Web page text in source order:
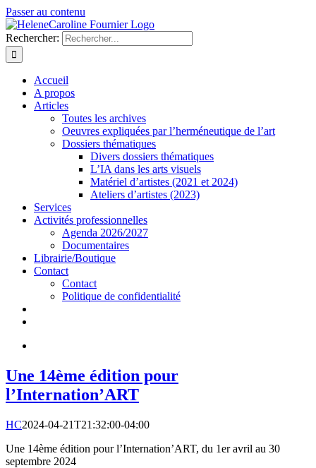
Passer au contenu
Rechercher:
Accueil
A propos
Articles
Toutes les archives
Oeuvres expliquées par l’herméneutique de l’art
Dossiers thématiques
Divers dossiers thématiques
L’IA dans les arts visuels
Matériel d’artistes (2021 et 2024)
Ateliers d’artistes (2023)
Services
Activités professionnelles
Agenda 2026/2027
Documentaires
Librairie/Boutique
Contact
Contact
Politique de confidentialité
Une 14ème édition pour
l’Internation’ART
HC2024-04-21T21:32:00-04:00
Une 14ème édition pour l’Internation’ART, du 1er avril au 30
septembre 2024